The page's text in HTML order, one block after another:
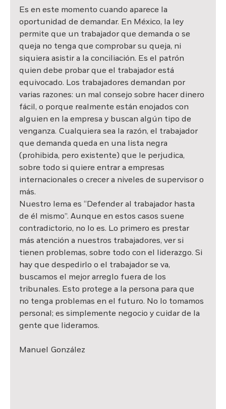
Es en este momento cuando aparece la
oportunidad de demandar. En México, la ley
permite que un trabajador que demanda o se
queja no tenga que comprobar su queja, ni
siquiera asistir a la conciliación. Es el patrón
quien debe probar que el trabajador está
equivocado. Los trabajadores demandan por
varias razones: un mal consejo sobre hacer dinero
fácil, o porque realmente están enojados con
alguien en la empresa y buscan algún tipo de
venganza. Cualquiera sea la razón, el trabajador
que demanda queda en una lista negra
(prohibida, pero existente) que le perjudica,
sobre todo si quiere entrar a empresas
internacionales o crecer a niveles de supervisor o
más.
Nuestro lema es “Defender al trabajador hasta
de él mismo”. Aunque en estos casos suene
contradictorio, no lo es. Lo primero es prestar
más atención a nuestros trabajadores, ver si
tienen problemas, sobre todo con el liderazgo. Si
hay que despedirlo o el trabajador se va,
buscamos el mejor arreglo fuera de los
tribunales. Esto protege a la persona para que
no tenga problemas en el futuro. No lo tomamos
personal; es simplemente negocio y cuidar de la
gente que lideramos.
Manuel González